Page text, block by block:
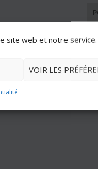
site web et notre service.
VOIR LES